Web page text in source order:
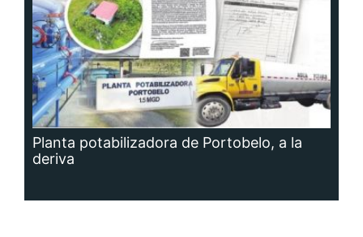
Planta potabilizadora de Portobelo, a la
deriva